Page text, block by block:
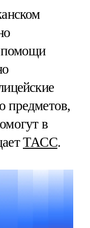
помощи
предметов,
в
ТАСС.